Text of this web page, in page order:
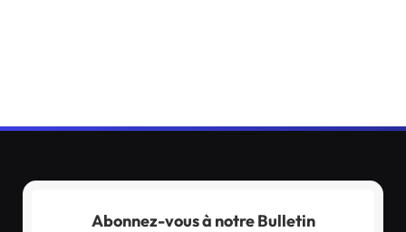
Abonnez-vous à notre Bulletin